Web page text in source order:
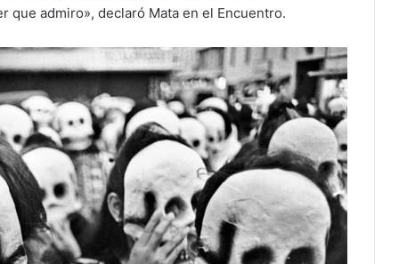
que admiro», declaró Mata en el Encuentro.